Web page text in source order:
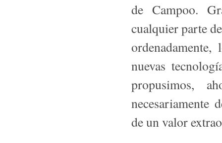
de Campoo.
cualquier parte
nuevas
propusimos,
necesariamente
de un valor